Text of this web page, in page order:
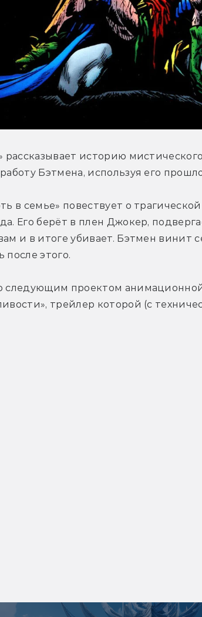
рассказывает историю
Бэтмена, используя его
в семье» повествует о
Его берёт в плен Джокер,
и в итоге убивает. Бэтмен винит
после этого.
следующим проектом
трейлер которой (с